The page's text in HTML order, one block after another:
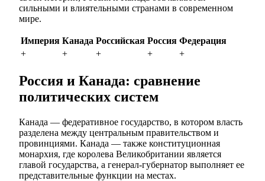
сильными и влиятельными странами в современном
мире.
Империя Канада Российская Россия Федерация
+
+ + + +
Россия и Канада: сравнение
политических систем
Канада — федеративное государство, в котором власть
разделена между центральным правительством и
провинциями. Канада — также конституционная
монархия, где королева Великобритании является
главой государства, а генерал-губернатор выполняет ее
представительные функции на местах.